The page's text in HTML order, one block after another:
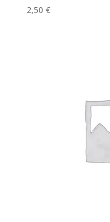
2,50 €